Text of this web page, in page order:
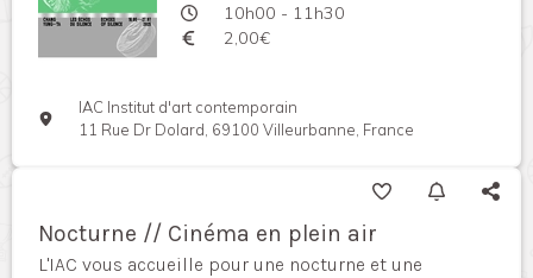
10h00 - 11h30
2,00€
IAC Institut d'art contemporain
11 Rue Dr Dolard, 69100 Villeurbanne, France
Nocturne // Cinéma en plein air
L'IAC vous accueille pour une nocturne et une